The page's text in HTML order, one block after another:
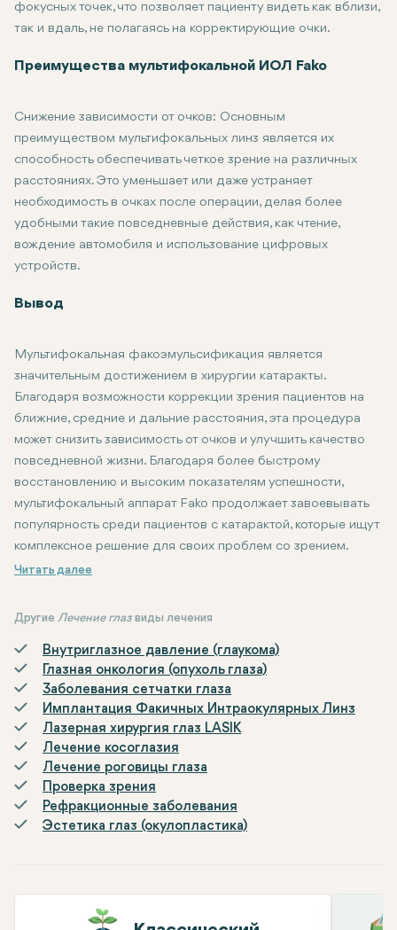
фокусных точек, что позволяет пациенту видеть как вблизи,
так и вдаль, не полагаясь на корректирующие очки.
Преимущества мультифокальной ИОЛ Fako
Снижение зависимости от очков: Основным
преимуществом мультифокальных линз является их
способность обеспечивать четкое зрение на различных
расстояниях. Это уменьшает или даже устраняет
необходимость в очках после операции, делая более
удобными такие повседневные действия, как чтение,
вождение автомобиля и использование цифровых
устройств.
Улучшение качества жизни: Мультифокальная
Более быстрое восстановление: Как и при традиционной
Вывод
Мультифокальная факоэмульсификация является
значительным достижением в хирургии катаракты.
Благодаря возможности коррекции зрения пациентов на
ближние, средние и дальние расстояния, эта процедура
может снизить зависимость от очков и улучшить качество
повседневной жизни. Благодаря более быстрому
восстановлению и высоким показателям успешности,
мультифокальный аппарат Fako продолжает завоевывать
популярность среди пациентов с катарактой, которые ищут
комплексное решение для своих проблем со зрением.
Другие Лечение глаз виды лечения
Внутриглазное давление (глаукома)
Глазная онкология (опухоль глаза)
Заболевания сетчатки глаза
Имплантация Факичных Интраокулярных Линз
Лазерная хирургия глаз LASIK
Лечение косоглазия
Лечение роговицы глаза
Проверка зрения
Рефракционные заболевания
Эстетика глаз (окулопластика)